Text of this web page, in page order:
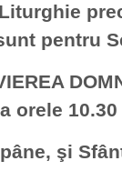
pentru
orele 10.30
şi